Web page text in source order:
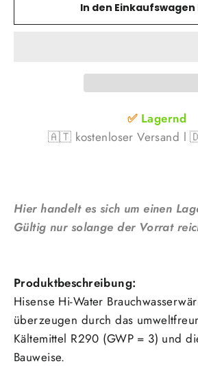
In den Einkaufswagen
✅ Lagernd
🇦🇹 kostenloser Versand l
Hier handelt es sich um einen
Gültig nur solange der Vorrat
Produktbeschreibung:
Hisense Hi-Water
überzeugen durch das
Kältemittel R290 (GWP = 3) und
Bauweise.